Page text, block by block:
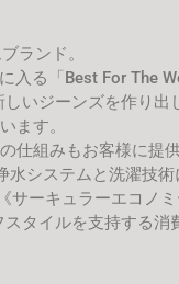
ランド。
る「Best For The
いジーンズを作り
ます。
組みもお客様に
システムと洗濯技
ーキュラーエコノミ
タイルを支持する